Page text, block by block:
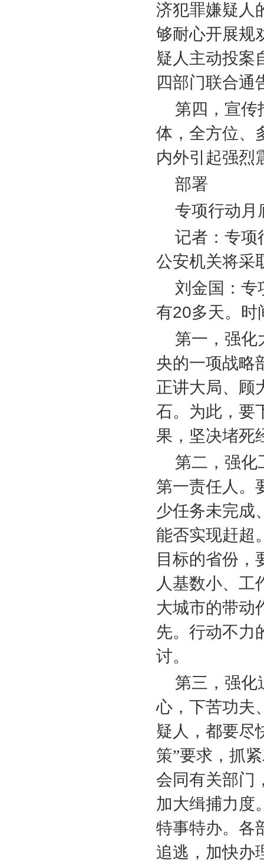
济犯罪嫌疑人
够耐心开展规
疑人主动投案
四部门联合通
第四，宣传
体，全方位、
内外引起强烈
部署
专项行动月
记者：专项
公安机关将采
刘金国：专
有20多天。时
第一，强化
央的一项战略
正讲大局、顾
石。为此，要
果，坚决堵死
第二，强化
第一责任人。
少任务未完成
能否实现赶超
目标的省份，
人基数小、工
大城市的带动
先。行动不力
讨。
第三，强化
心，下苦功夫
疑人，都要尽
策”要求，抓
会同有关部门
加大缉捕力度
特事特办。各
追逃，加快办